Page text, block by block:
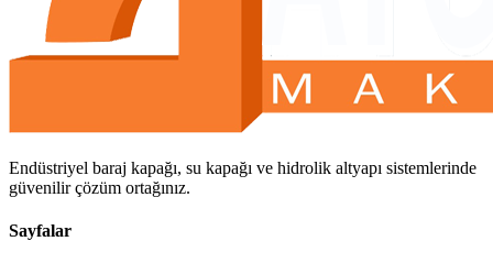
Endüstriyel baraj kapağı, su kapağı ve hidrolik altyapı sistemlerinde
güvenilir çözüm ortağınız.
Sayfalar